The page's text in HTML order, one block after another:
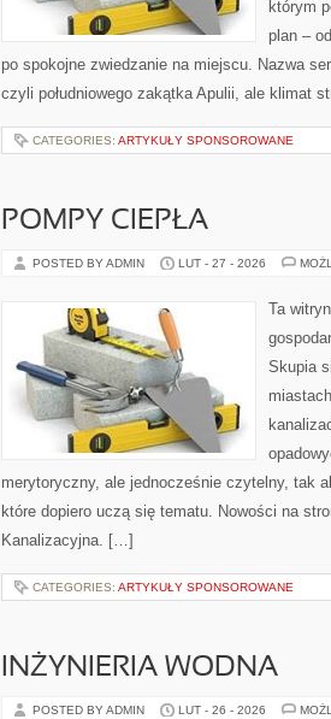
którym
plan –
po spokojne zwiedzanie na miejscu. Nazwa
czyli południowego zakątka Apulii, ale klimat
CATEGORIES: ARTYKUŁY SPONSOROWANE
POMPY CIEPŁA
POSTED BY ADMIN LUT - 27 - 2026
Ta
Skupia
merytoryczny, ale jednocześnie czytelny, tak
które dopiero uczą się tematu. Nowości na
Kanalizacyjna. […]
CATEGORIES: ARTYKUŁY SPONSOROWANE
INŻYNIERIA WODNA
POSTED BY ADMIN LUT - 26 - 2026